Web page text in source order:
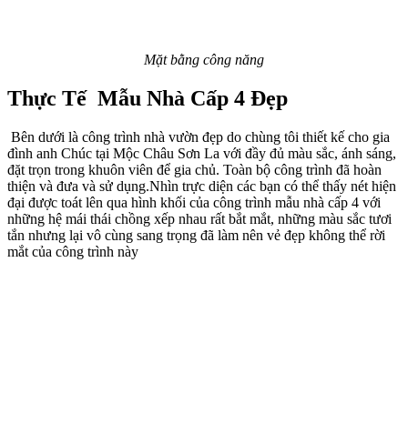
Mặt bằng công năng
Thực Tế Mẫu Nhà Cấp 4 Đẹp
Bên dưới là công trình nhà vườn đẹp do chùng tôi thiết kế cho gia
đình anh Chúc tại Mộc Châu Sơn La với đầy đủ màu sắc, ánh sáng,
đặt trọn trong khuôn viên để gia chủ. Toàn bộ công trình đã hoàn
thiện và đưa và sử dụng.Nhìn trực diện các bạn có thể thấy nét hiện
đại được toát lên qua hình khối của công trình mẫu nhà cấp 4 với
những hệ mái thái chồng xếp nhau rất bắt mắt, những màu sắc tươi
tắn nhưng lại vô cùng sang trọng đã làm nên vẻ đẹp không thể rời
mắt của công trình này